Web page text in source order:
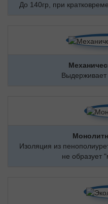
До 140гр, при
Выдерживает
Изоляция из
не образует